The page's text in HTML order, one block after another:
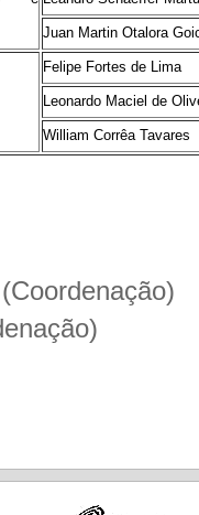
Juan Martin Otalora
Felipe Fortes de Lima
Leonardo Maciel de
William Corrêa Tavares